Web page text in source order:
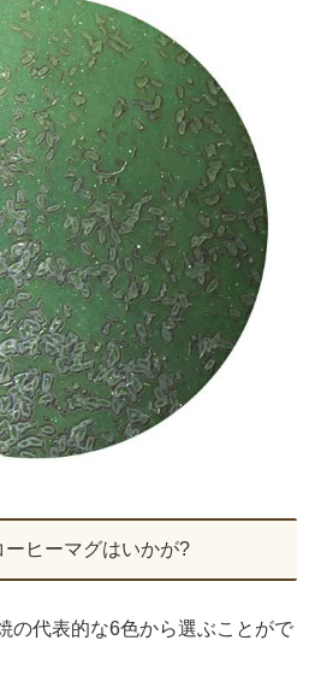
ーヒーマグはいかが?
の代表的な6色から選ぶことがで